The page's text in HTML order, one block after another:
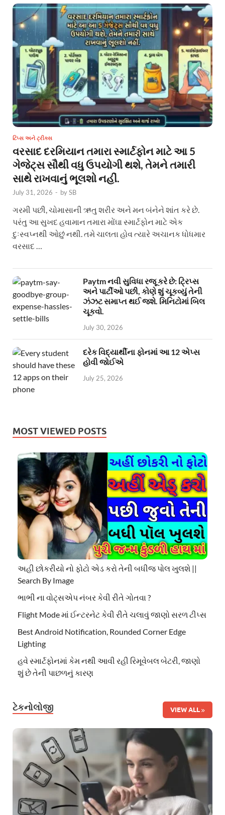
ટિપ્સ અને ટ્રીક્સ
વરસાદ દરમિયાન તમારા સ્માર્ટફોન માટે આ 5
ગેજેટ્સ સૌથી વધુ ઉપયોગી થશે, તેમને તમારી
સાથે રાખવાનું ભૂલશો નહીં.
July 31, 2026 - bySB
ગરમી પછી, ચોમાસાની ઋતુ શરીર અને મન બંનેને શાંત કરે છે.
પરંતુ આ સુખદ હવામાન તમારા મોંઘા સ્માર્ટફોન માટે એક
દુઃસ્વપ્નથી ઓછું નથી. તમે ચાલતા હોવ ત્યારે અચાનક ધોધમાર
વરસાદ …
Paytm નવી સુવિધા રજૂ કરે છે: ટ્રિપ્સ
અને પાર્ટીઓ પછી, કોણે શું ચૂકવ્યું તેની
ઝંઝટ સમાપ્ત થઈ જશે. મિનિટોમાં બિલ
ચૂકવો.
July 30, 2026
દરેક વિદ્યાર્થીના ફોનમાં આ 12 એપ્સ
હોવી જોઈએ
July 25, 2026
MOST VIEWED POSTS
અહી છોકરીયો નો ફોટો એડ કરો તેની બધીજ પોલ ખુલશે ||
Search By Image
ભાભી ના વોટ્સએપ નંબર કેવી રીતે ગોતવા ?
Flight Mode માં ઈન્ટરનેટ કેવી રીતે ચલાવું જાણો સરળ ટીપ્સ
Best Android Notification, Rounded Corner Edge
Lighting
હવે સ્માર્ટફોનમાં કેમ નથી આવી રહી રિમૂવેબલ બેટરી, જાણો
શું છે તેની પાછળનું કારણ
ટેકનોલોજી VIEW ALL